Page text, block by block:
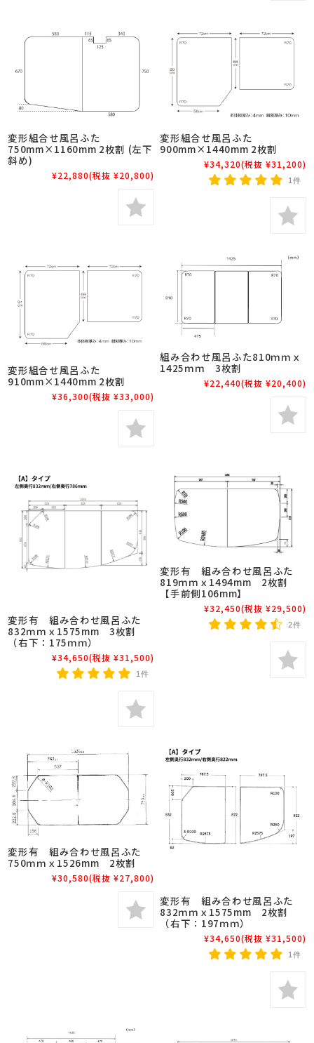
変形組合せ風呂ふた
750mm×1160mm 2枚割 (左下
斜め)
¥22,880(税抜 ¥20,800)
変形組合せ風呂ふた
900mm×1440mm 2枚割
¥34,320(税抜 ¥31,200)
1件
変形組合せ風呂ふた
910mm×1440mm 2枚割
¥36,300(税抜 ¥33,000)
組み合わせ風呂ふた810ｍｍｘ
1425ｍｍ 3枚割
¥22,440(税抜 ¥20,400)
変形有 組み合わせ風呂ふた
832ｍｍｘ1575mm 3枚割
（右下：175ｍｍ）
¥34,650(税抜 ¥31,500)
1件
変形有 組み合わせ風呂ふた
819ｍｍｘ1494mm 2枚割
【手前側106mm】
¥32,450(税抜 ¥29,500)
2件
変形有 組み合わせ風呂ふた
750ｍｍｘ1526mm 2枚割
¥30,580(税抜 ¥27,800)
変形有 組み合わせ風呂ふた
832ｍｍｘ1575mm 2枚割
（右下：197ｍｍ）
¥34,650(税抜 ¥31,500)
1件